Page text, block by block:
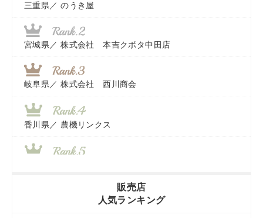
三重県／ のうき屋
宮城県／ 株式会社 本吉クボタ中田店
岐阜県／ 株式会社 西川商会
香川県／ 農機リンクス
近江商事合同会社：「茨城中古農建機販売」
販売店
人気ランキング